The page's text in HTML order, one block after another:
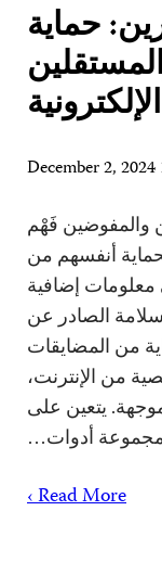
حماية
December 2,
والمفوضين فَهْم
أنفسهم من
معلومات إضافية
الصادر عن
من المضايقات
من الإنترنت،
يتعين على
مجموعة أدوات…
Read More ›